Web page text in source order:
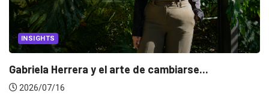
INSIGHTS
Gabriela Herrera y el arte de cambiarse...
2026/07/16